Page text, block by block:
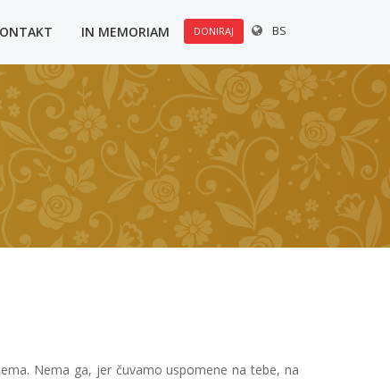
DONIRAJ BS
IN MEMORIAM
Nema ga, jer čuvamo uspomene na tebe, na